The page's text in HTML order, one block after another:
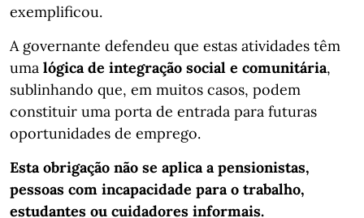
exemplificou.
A governante defendeu que estas atividades têm
uma lógica de integração social e comunitária,
sublinhando que, em muitos casos, podem
constituir uma porta de entrada para futuras
oportunidades de emprego.
Esta obrigação não se aplica a pensionistas,
pessoas com incapacidade para o trabalho,
estudantes ou cuidadores informais.